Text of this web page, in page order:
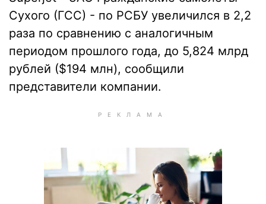
Сухого (ГСС) - по РСБУ увеличился в 2,2
раза по сравнению с аналогичным
периодом прошлого года, до 5,824 млрд
рублей ($194 млн), сообщили
представители компании.